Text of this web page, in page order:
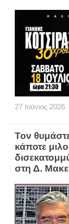
27 Ιούνιος 2026
Τον
κάποτε
στη Δ.